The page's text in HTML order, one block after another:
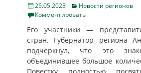
Posted
on
25.05.2023 Categories
Новости регионов
Комментировать
Его участники —
стран. Губернатор региона
подчеркнул, что это
объединившее большое